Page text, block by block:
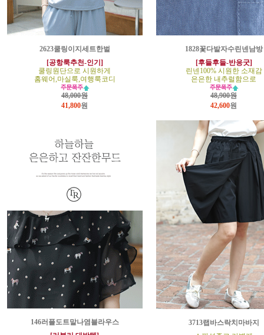
2623쿨링이지세트한벌
[공항룩추천-인기]
쿨링원단으로 시원하게
홈웨어,마실룩,여행룩코디
48,000원
41,800원
1828꽃다발자수린넨남방
[후들후들-반응굿]
린넨100% 시원한 소재감
은은한 내추럴함으로
48,900원
42,600원
146러플도트말나염블라우스
3713랩바스락치마바지